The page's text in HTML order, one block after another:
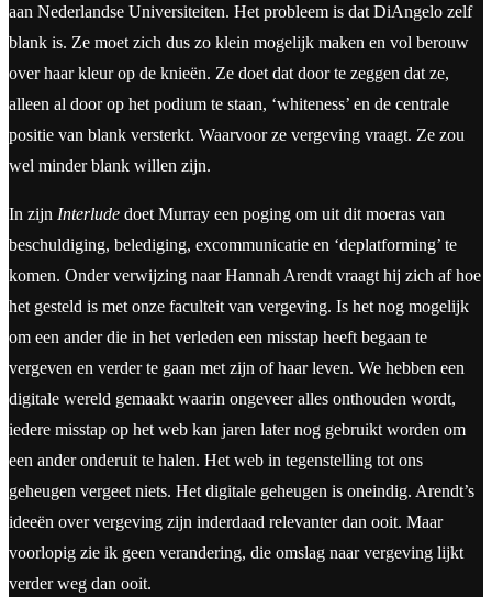
aan Nederlandse Universiteiten. Het probleem is dat DiAngelo zelf
blank is. Ze moet zich dus zo klein mogelijk maken en vol berouw
over haar kleur op de knieën. Ze doet dat door te zeggen dat ze,
alleen al door op het podium te staan, ‘whiteness’ en de centrale
positie van blank versterkt. Waarvoor ze vergeving vraagt. Ze zou
wel minder blank willen zijn.
In zijn Interlude doet Murray een poging om uit dit moeras van
beschuldiging, belediging, excommunicatie en ‘deplatforming’ te
komen. Onder verwijzing naar Hannah Arendt vraagt hij zich af hoe
het gesteld is met onze faculteit van vergeving. Is het nog mogelijk
om een ander die in het verleden een misstap heeft begaan te
vergeven en verder te gaan met zijn of haar leven. We hebben een
digitale wereld gemaakt waarin ongeveer alles onthouden wordt,
iedere misstap op het web kan jaren later nog gebruikt worden om
een ander onderuit te halen. Het web in tegenstelling tot ons
geheugen vergeet niets. Het digitale geheugen is oneindig. Arendt’s
ideeën over vergeving zijn inderdaad relevanter dan ooit. Maar
voorlopig zie ik geen verandering, die omslag naar vergeving lijkt
verder weg dan ooit.